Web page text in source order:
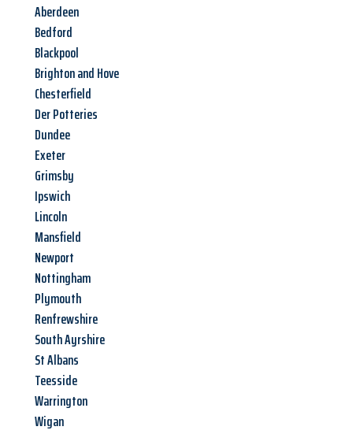
Aberdeen
Bedford
Blackpool
Brighton and Hove
Chesterfield
Der Potteries
Dundee
Exeter
Grimsby
Ipswich
Lincoln
Mansfield
Newport
Nottingham
Plymouth
Renfrewshire
South Ayrshire
St Albans
Teesside
Warrington
Wigan